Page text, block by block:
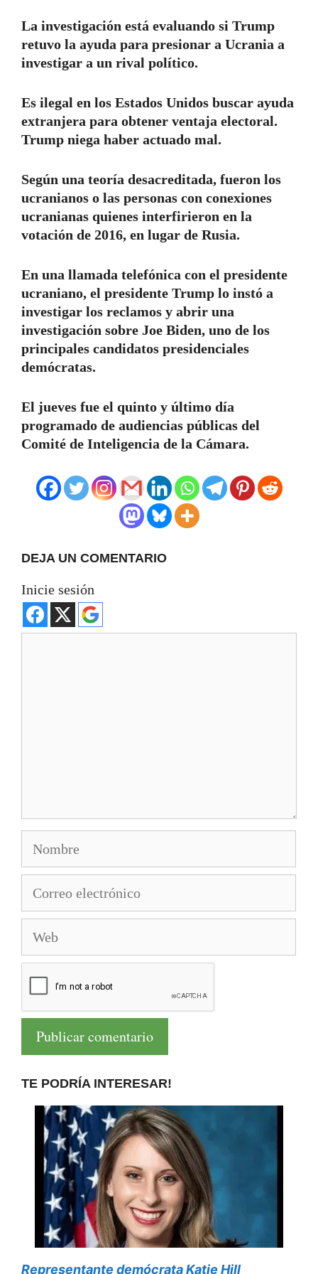
La investigación está evaluando si Trump
retuvo la ayuda para presionar a Ucrania a
investigar a un rival político.
Es ilegal en los Estados Unidos buscar ayuda
extranjera para obtener ventaja electoral.
Trump niega haber actuado mal.
Según una teoría desacreditada, fueron los
ucranianos o las personas con conexiones
ucranianas quienes interfirieron en la
votación de 2016, en lugar de Rusia.
En una llamada telefónica con el presidente
ucraniano, el presidente Trump lo instó a
investigar los reclamos y abrir una
investigación sobre Joe Biden, uno de los
principales candidatos presidenciales
demócratas.
El jueves fue el quinto y último día
programado de audiencias públicas del
Comité de Inteligencia de la Cámara.
DEJA UN COMENTARIO
Inicie sesión
electrónico
TE PODRÍA INTERESAR!
Representante demócrata Katie Hill